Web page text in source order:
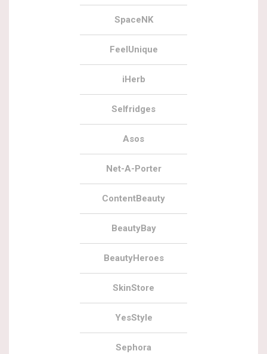
SpaceNK
FeelUnique
iHerb
Selfridges
Asos
Net-A-Porter
ContentBeauty
BeautyBay
BeautyHeroes
SkinStore
YesStyle
Sephora